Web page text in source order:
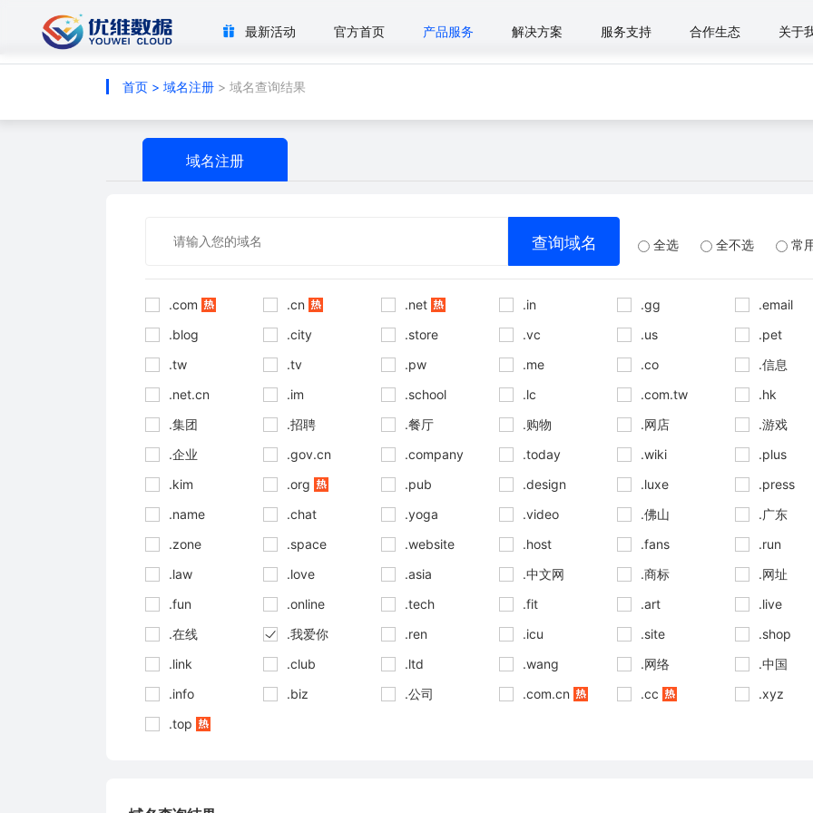
最新活动 官方首页 产品服务 解决方案 服务支持 合作生态 关于
首页 > 域名注册 > 域名查询结果
域名注册
全选 全不选 常
.com .cn .net .in .gg
.email
.blog
.city .store .vc .us
.pet
.tw
.tv .pw .me .co
.信息
.net.cn
.im .school .lc .com.tw
.hk
.集团
.招聘 .餐厅 .购物 .网店
.游戏
.企业
.gov.cn .company .today .wiki
.plus
.kim
.org .pub .design .luxe
.press
.name
.chat .yoga .video .佛山
.广东
.zone
.space .website .host .fans
.run
.law
.love .asia .中文网 .商标
.网址
.fun
.online .tech .fit .art
.live
.在线
.我爱你 .ren .icu .site
.shop
.link
.club .ltd .wang .网络
.中国
.info
.biz .公司 .com.cn .cc
.xyz
.top